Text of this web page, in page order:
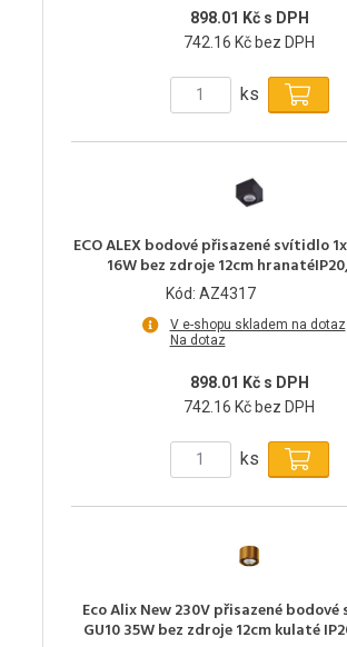
898.01 Kč s DPH
742.16 Kč bez DPH
ks
ECO ALEX bodové přisazené svítidlo 1x
16W bez zdroje 12cm
Kód: AZ4317
V e-shopu skladem na dotaz
Na dotaz
898.01 Kč s DPH
742.16 Kč bez DPH
ks
Eco Alix New 230V přisazené
GU10 35W bez zdroje 12cm kulaté